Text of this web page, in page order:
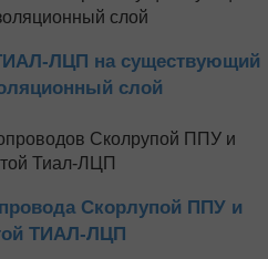
ЛЦП на существующий
слой
Скорлупой ППУ и
ТИАЛ-ЛЦП